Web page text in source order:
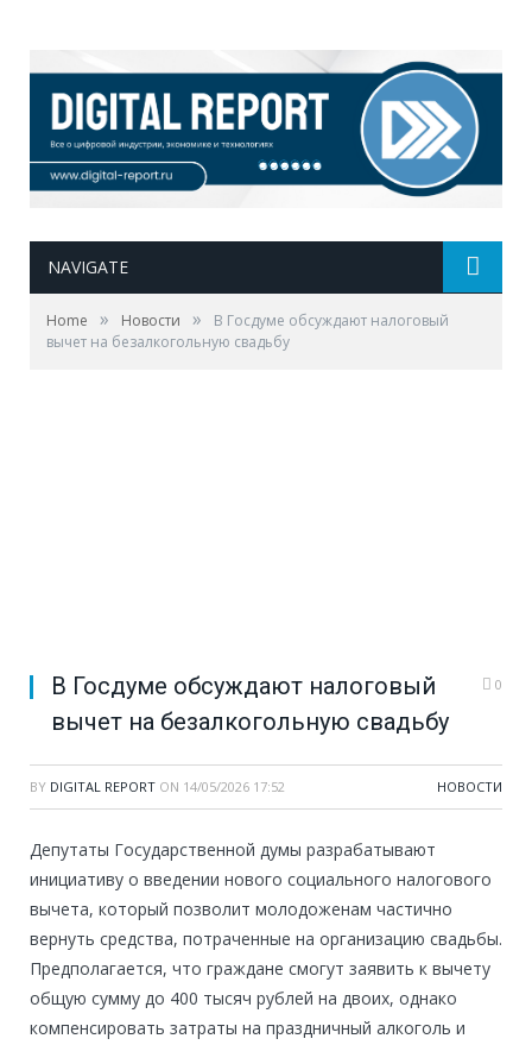
NAVIGATE
Home » Новости »
В Госдуме обсуждают налоговый
вычет на безалкогольную свадьбу
В Госдуме обсуждают налоговый
вычет на безалкогольную свадьбу
0
BY DIGITAL REPORT ON 14/05/2026 17:52 НОВОСТИ
Депутаты Государственной думы разрабатывают
инициативу о введении нового социального налогового
вычета, который позволит молодоженам частично
вернуть средства, потраченные на организацию свадьбы.
Предполагается, что граждане смогут заявить к вычету
общую сумму до 400 тысяч рублей на двоих, однако
компенсировать затраты на праздничный алкоголь и